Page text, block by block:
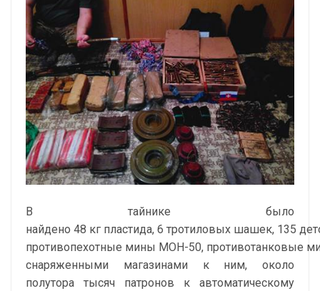
В тайнике было
найдено 48 кг пластида, 6 тротиловых шашек, 135
противопехотные мины МОН-50, противотанковые
снаряженными магазинами к ним, около
полутора тысяч патронов к автоматическому